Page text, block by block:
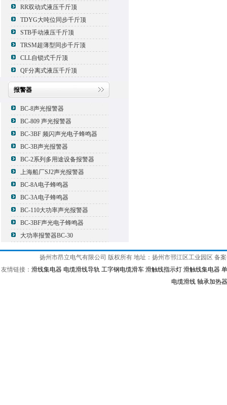
RR双动式液压千斤顶
TDYG大吨位同步千斤顶
STB手动液压千斤顶
TRSM超薄型同步千斤顶
CLL自锁式千斤顶
QF分离式液压千斤顶
报警器
BC-8声光报警器
BC-809 声光报警器
BC-3BF 频闪声光电子蜂鸣器
BC-3B声光报警器
BC-2系列多用途设备报警器
上海船厂SJ2声光报警器
BC-8A电子蜂鸣器
BC-3A电子蜂鸣器
BC-110大功率声光报警器
BC-3BF声光电子蜂鸣器
大功率报警器BC-30
扬州市昂立电气有限公司 版权所有 地址：扬州市邗江区工业园区 备
友情链接： 滑线集电器 电缆滑线导轨 工字钢电缆滑车 滑触线指示灯 滑触线集电器
电缆滑线 轴承加热器